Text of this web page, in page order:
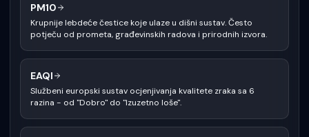
PM10
Krupnije lebdeće čestice koje ulaze u dišni sustav. Često
potječu od prometa, građevinskih radova i prirodnih izvora.
EAQI
Službeni europski sustav ocjenjivanja kvalitete zraka sa 6
razina - od "Dobro" do "Izuzetno loše".